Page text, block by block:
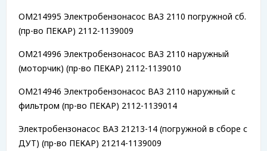
OM214995 Электробензонасос ВАЗ 2110 погружной сб.
(пр-во ПЕКАР) 2112-1139009
OM214996 Электробензонасос ВАЗ 2110 наружный
(моторчик) (пр-во ПЕКАР) 2112-1139010
OM214946 Электробензонасос ВАЗ 2110 наружный c
фильтром (пр-во ПЕКАР) 2112-1139014
Электробензонасос ВАЗ 21213-14 (погружной в сборе с
ДУТ) (пр-во ПЕКАР) 21214-1139009